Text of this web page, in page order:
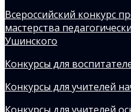
Всероссийский конкурс
мастерства
Ушинского
Конкурсы для
Конкурсы для учителей